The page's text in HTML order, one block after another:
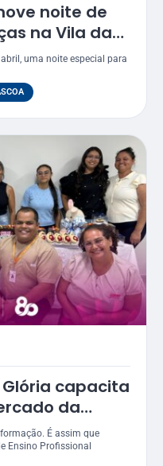
noite de
na Vila da
uma noite especial para
Glória capacita
da
É assim que
Ensino Profissional